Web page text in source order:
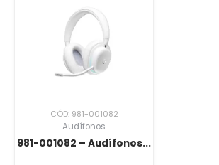
CÓD: 981-001082
Audífonos
981-001082 – Audífonos...